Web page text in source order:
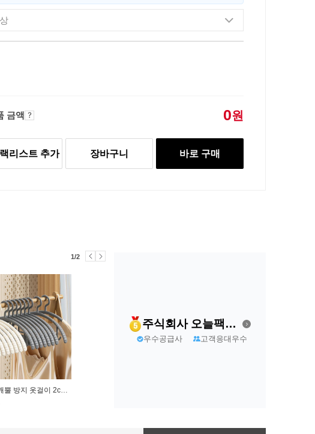
금액 0원
리스트 추가 장바구니 바로 구매
1/2
논슬립 어깨뿔 방지 옷걸이 2color
주식회사 오늘팩토리
우수공급사 고객응대우수